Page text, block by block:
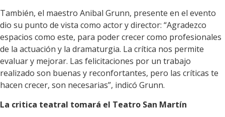
También, el maestro Anibal Grunn, presente en el evento
dio su punto de vista como actor y director: “Agradezco
espacios como este, para poder crecer como profesionales
de la actuación y la dramaturgia. La crítica nos permite
evaluar y mejorar. Las felicitaciones por un trabajo
realizado son buenas y reconfortantes, pero las críticas te
hacen crecer, son necesarias”, indicó Grunn.
La critica teatral tomará el Teatro San Martín